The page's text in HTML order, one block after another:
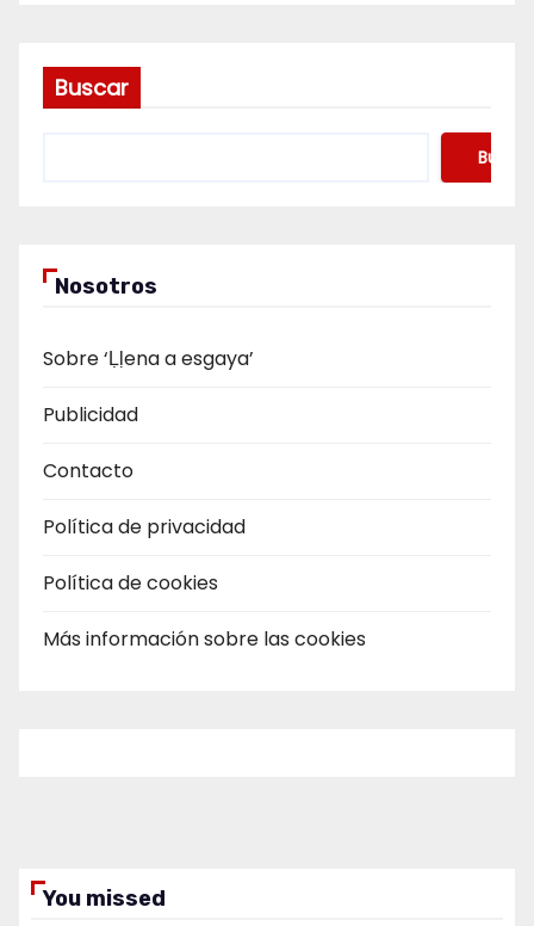
Buscar
Buscar
Nosotros
Sobre ‘Ḷḷena a esgaya’
Publicidad
Contacto
Política de privacidad
Política de cookies
Más información sobre las cookies
You missed